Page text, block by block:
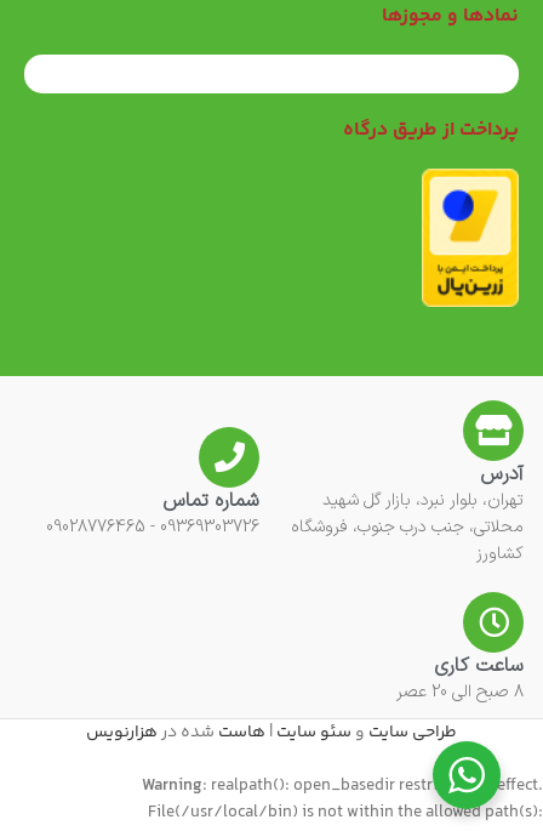
نمادها و مجوزها
پرداخت از طریق درگاه
آدرس
تهران، بلوار نبرد، بازار گل شهید
محلاتی، جنب درب جنوب، فروشگاه
کشاورز
شماره تماس
09369303726 - 09028776465
ساعت کاری
8 صبح الی 20 عصر
طراحی سایت و سئو سایت| هاست شده درهزارنویس
Warning: realpath(): open_basedir restriction in effect.
File(/usr/local/bin) is not within the allowed path(s):